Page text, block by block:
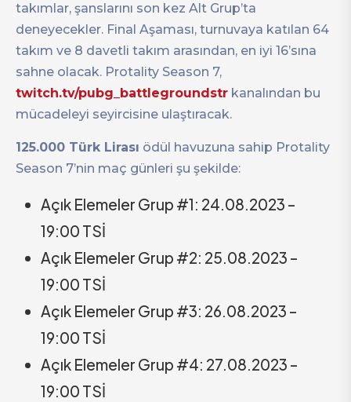
takımlar, şanslarını son kez Alt Grup’ta
deneyecekler. Final Aşaması, turnuvaya katılan 64
takım ve 8 davetli takım arasından, en iyi 16’sına
sahne olacak. Protality Season 7,
twitch.tv/pubg_battlegroundstr kanalından bu
mücadeleyi seyircisine ulaştıracak.
125.000 Türk Lirası ödül havuzuna sahip Protality
Season 7’nin maç günleri şu şekilde:
Açık Elemeler Grup #1: 24.08.2023 –
19:00 TSİ
Açık Elemeler Grup #2: 25.08.2023 –
19:00 TSİ
Açık Elemeler Grup #3: 26.08.2023 –
19:00 TSİ
Açık Elemeler Grup #4: 27.08.2023 –
19:00 TSİ